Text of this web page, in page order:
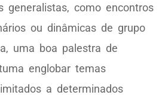
generalistas, como encontros
ou dinâmicas de grupo
uma boa palestra de
englobar temas
a determinados